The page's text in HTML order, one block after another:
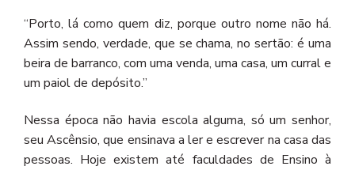
“Porto, lá como quem diz, porque outro nome nãohá.
Assim sendo, verdade, que se chama, no sertão: é uma
beira de barranco, com uma venda, uma casa, um currale
um paiolde depósito.”
Nessa época não havia escola alguma, só um senhor,
seu Ascênsio, que ensinava a ler e escrever na casa das
pessoas. Hoje existem até faculdades de Ensino à